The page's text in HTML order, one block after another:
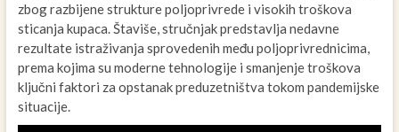
zbog razbijene strukture poljoprivrede i visokih troškova
sticanja kupaca. Štaviše, stručnjak predstavlja nedavne
rezultate istraživanja sprovedenih među poljoprivrednicima,
prema kojima su moderne tehnologije i smanjenje troškova
ključni faktori za opstanak preduzetništva tokom pandemijske
situacije.